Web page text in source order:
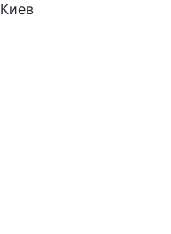
Киев